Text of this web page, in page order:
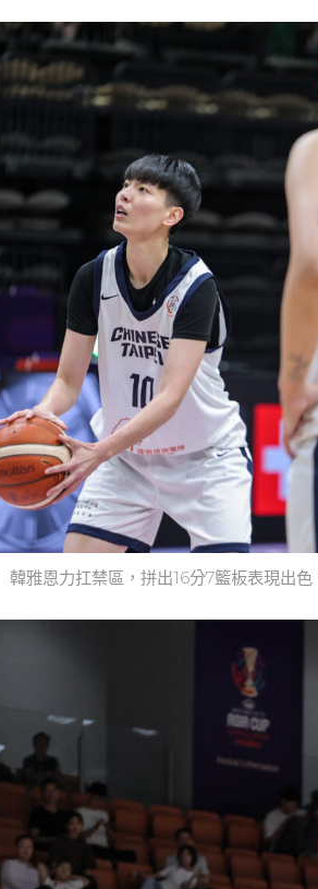
韓雅恩力扛禁區，拼出16分7籃板表現出色